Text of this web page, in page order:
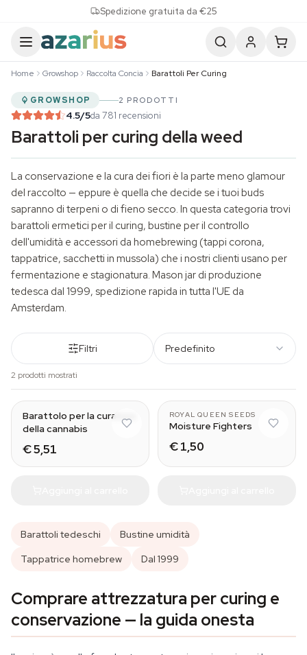
Spedizione gratuita da €25
Home Growshop Raccolta Concia Barattoli Per Curing
GROWSHOP 2 PRODOTTI
4.5/5da 781 recensioni
Barattoli per curing della weed
La conservazione e la cura dei fiori è la parte meno glamour
del raccolto — eppure è quella che decide se i tuoi buds
sapranno di terpeni o di fieno secco. In questa categoria trovi
barattoli ermetici per il curing, bustine per il controllo
dell'umidità e accessori da homebrewing (tappi corona,
tappatrice, sacchetti in mussola) che i nostri clienti usano per
fermentazione e stagionatura. Mason jar di produzione
tedesca dal 1999, spedizione rapida in tutta l'UE da
Amsterdam.
Filtri Predefinito
2 prodotti mostrati
Barattolo per la curatura
della cannabis
€ 5,51
ROYAL QUEEN SEEDS
Moisture Fighters
€ 1,50
Barattoli tedeschi
Bustine umidità
Tappatrice homebrew
Dal 1999
Comprare attrezzatura per curing e
conservazione — la guida onesta